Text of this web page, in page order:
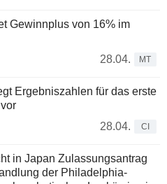
Gewinnplus von 16% im
28.04.
MT
Ergebniszahlen für das erste
28.04.
CI
in Japan Zulassungsantrag
der Philadelphia-